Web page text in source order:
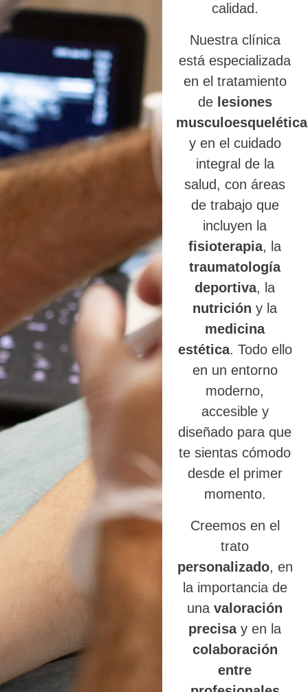
calidad.
Nuestra clínica
está especializada
en el tratamiento
de lesiones
y en el cuidado
integral de la
salud, con áreas
de trabajo que
incluyen la
fisioterapia, la
traumatología
deportiva, la
nutrición y la
medicina
estética. Todo ello
en un entorno
moderno,
accesible y
diseñado para que
te sientas cómodo
desde el primer
momento.
Creemos en el
trato
personalizado, en
la importancia de
unavaloración
precisay en la
colaboración
entre